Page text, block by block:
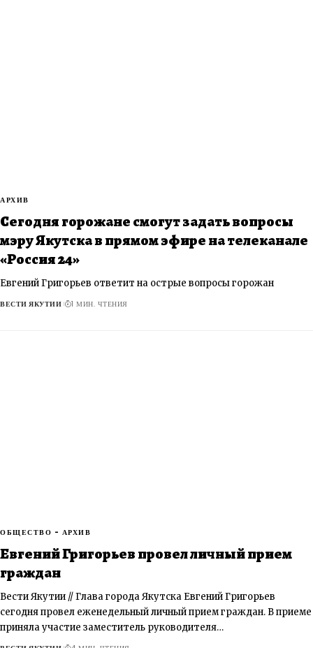
АРХИВ
Сегодня горожане смогут задать вопросы
мэру Якутска в прямом эфире на телеканале
«Россия 24»
Евгений Григорьев ответит на острые вопросы горожан
ВЕСТИ ЯКУТИИ 1 МИН. ЧТЕНИЯ
ОБЩЕСТВО - АРХИВ
Евгений Григорьев провел личный прием
граждан
Вести Якутии // Глава города Якутска Евгений Григорьев
сегодня провел еженедельный личный прием граждан. В приеме
приняла участие заместитель руководителя…